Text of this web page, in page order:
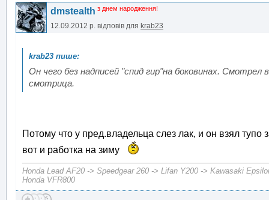
dmstealth з днем народження!
12.09.2012 р. відповів для krab23
Он чего без надписей "спид гир"на боковинах.
смотрица.
Потому что у пред.владельца слез лак, и он взял
вот и работка на зиму
Honda Lead AF20 -> Speedgear 260 -> Lifan Y200 -> Kawasaki
Honda VFR800